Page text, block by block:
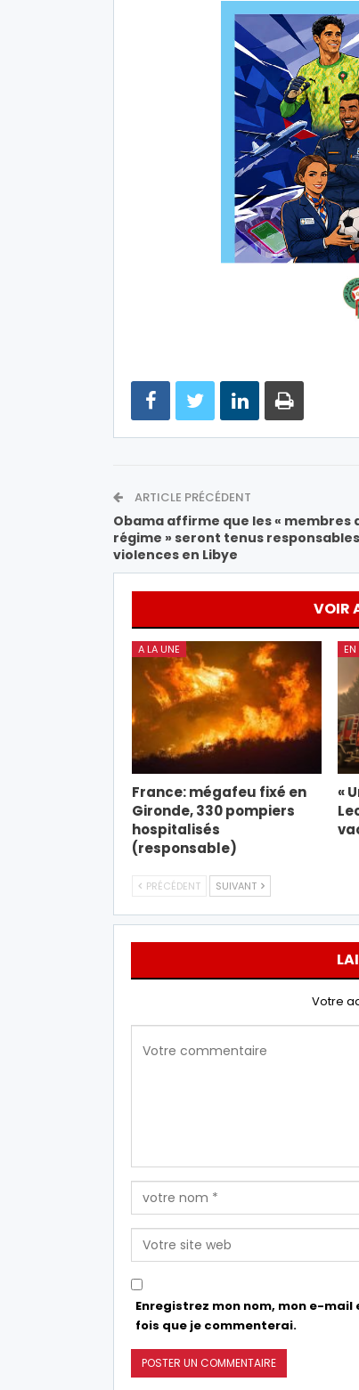
ARTICLE PRÉCÉDENT
Obama affirme que les « membres
régime » seront tenus
violences en Libye
VOIR
A LA UNE
France: mégafeu fixé en
Gironde, 330 pompiers
hospitalisés
(responsable)
«
PRÉCÉDENT SUIVANT
Votre
Enregistrez mon nom, mon e-
fois que je commenterai.